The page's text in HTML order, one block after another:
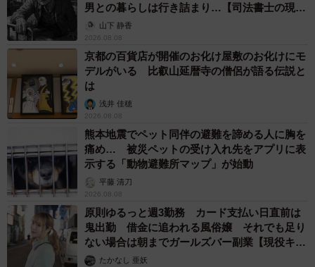
男との暮らしは行き詰まり…【司法書士の現場
から】山下 静香
2026.08.08
京都の百貨店が開催のお化け屋敷のお化けにモ
デルがいる 比叡山延暦寺の僧侶が語る伝説と
は
浅井 佳穂
2026.08.08
熊本地震でペット同伴の避難を諦める人に胸を
痛め… 被災ペットの受け入れ先をアプリに表
示する「動物避難所マップ」が始動
平藤 清刀
2026.08.08
原則ゆるっと週3勤務 カード支払い日直前は
鬼出勤 借金に追われる風俗嬢 それでも足り
ない場合は朝までガールズバー副業【現役キャ
ストに取材】
たかなし 亜妖